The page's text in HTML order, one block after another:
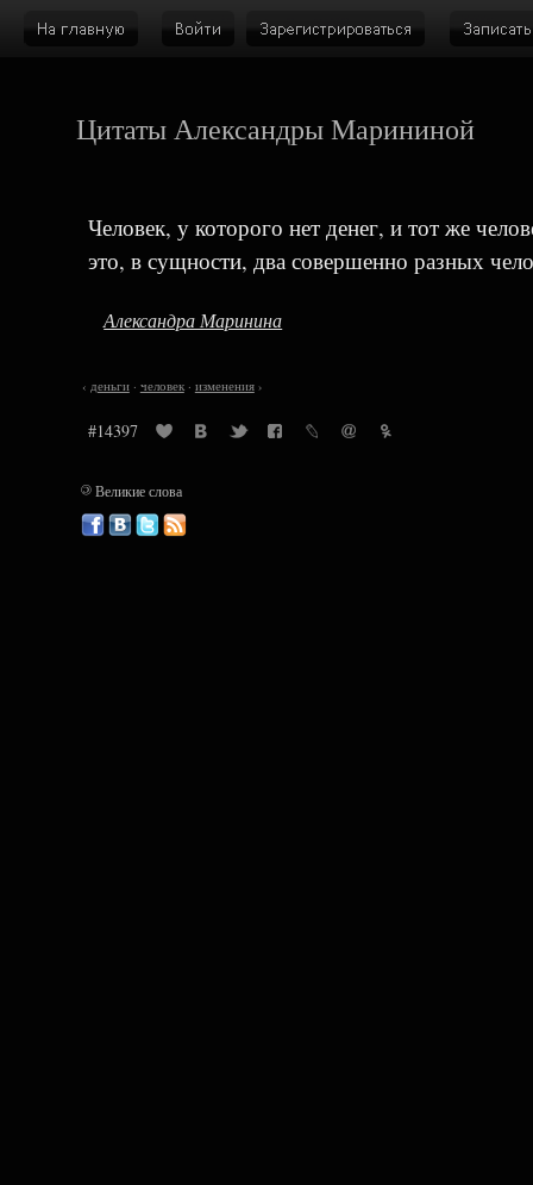
Цитаты Александры Марининой
Человек, у которого нет денег, и тот же
это, в сущности, два совершенно разных
Александра Маринина
‹ деньги· человек· изменения›
#14397
©Великие слова